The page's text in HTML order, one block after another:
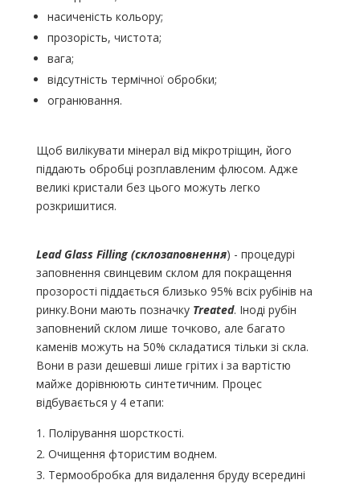
насиченість кольору;
прозорість, чистота;
вага;
відсутність термічної обробки;
огранювання.
Щоб вилікувати мінерал від мікротріщин, його
піддають обробці розплавленим флюсом. Адже
великі кристали без цього можуть легко
розкришитися.
Lead Glass Filling (склозаповнення) - процедурі
заповнення свинцевим склом для покращення
прозорості піддається близько 95% всіх рубінів на
ринку.Вони мають позначку Treated. Іноді рубін
заповнений склом лише точково, але багато
каменів можуть на 50% складатися тільки зі скла.
Вони в рази дешевші лише грітих і за вартістю
майже дорівнюють синтетичним. Процес
відбувається у 4 етапи:
Полірування шорсткості.
Очищення фтористим воднем.
Термообробка для видалення бруду всередині